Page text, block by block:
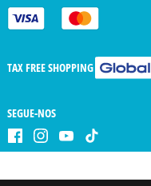
TAX FREE SHOPPING
SEGUE-NOS